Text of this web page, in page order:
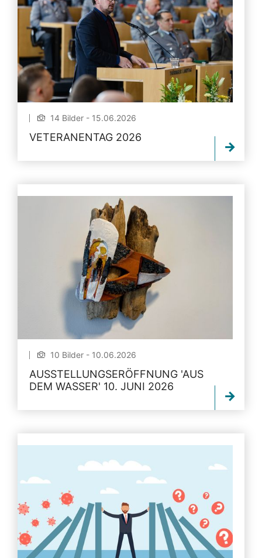
14 Bilder - 15.06.2026
VETERANENTAG 2026
10 Bilder - 10.06.2026
AUSSTELLUNGSERÖFFNUNG 'AUS
DEM WASSER' 10. JUNI 2026